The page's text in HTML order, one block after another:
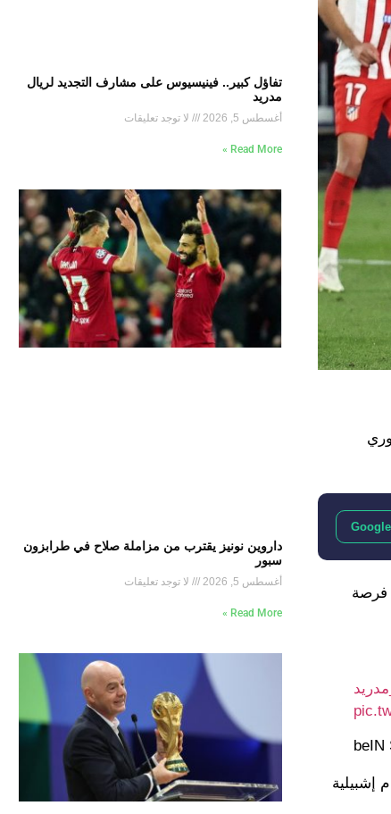
بينهما ضمن الجولة 19 من الدوري
فرصة
إشبيلية
تفاؤل كبير.. فينيسيوس على مشارف التجديد لريال
مدريد
أغسطس 5, 2026 لا توجد تعليقات
Read More »
داروين نونيز يقترب من مزاملة صلاح في طرابزون
سبور
أغسطس 5, 2026 لا توجد تعليقات
Read More »